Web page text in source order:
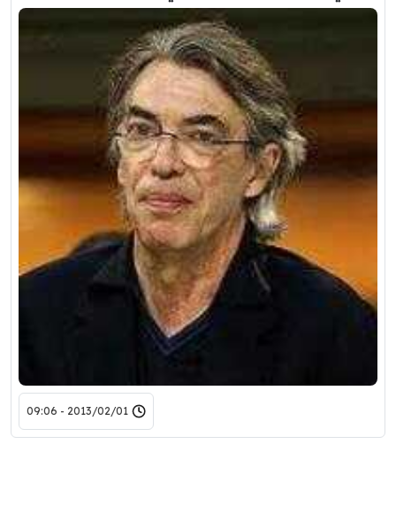
2013/02/01 - 09:06